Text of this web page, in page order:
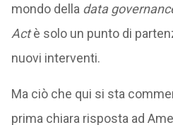
mondo della data
Actè solo un punto di
nuovi interventi.
Ma ciò che qui si sta
prima chiara risposta ad